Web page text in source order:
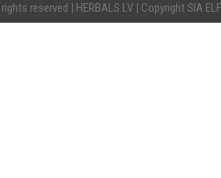
reserved | HERBALS.LV | Copyright SIA